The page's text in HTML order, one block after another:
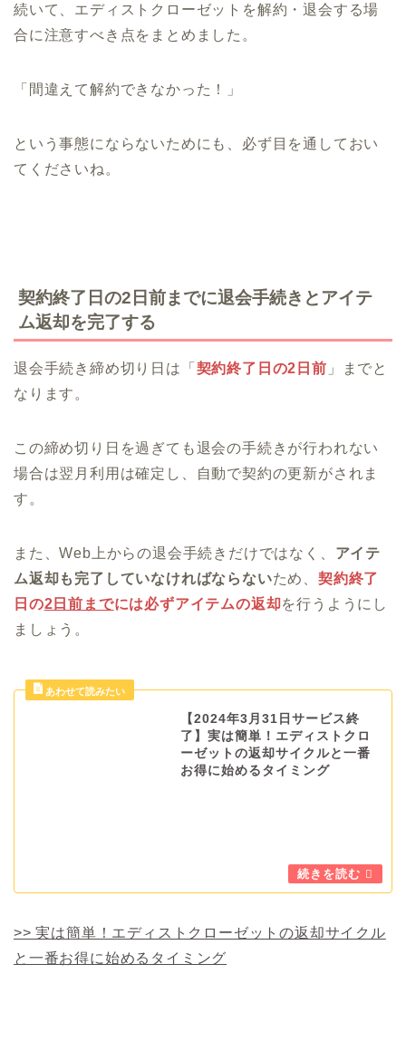
続いて、エディストクローゼットを解約・退会する場
合に注意すべき点をまとめました。
「間違えて解約できなかった！」
という事態にならないためにも、必ず目を通しておい
てくださいね。
契約終了日の2日前までに退会手続きとアイテ
ム返却を完了する
退会手続き締め切り日は「 契約終了日の2日前 」までと
なります。
この締め切り日を過ぎても退会の手続きが行われない
場合は翌月利用は確定し、自動で契約の更新がされま
す。
また、Web上からの退会手続きだけではなく、 アイテ
ム返却も完了していなければならないため、契約終了
日の2日前までには必ずアイテムの返却を行うようにし
ましょう。
【2024年3月31日サービス終
了】実は簡単！エディストクロ
ーゼットの返却サイクルと一番
お得に始めるタイミング
>> 実は簡単！エディストクローゼットの返却サイクル
と一番お得に始めるタイミング